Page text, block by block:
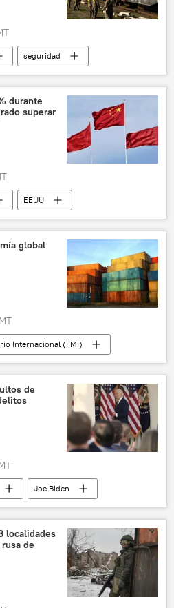
seguridad
🛡️ Fuerzas Armadas
durante
superar
EEUU
global
Internacional (FMI)
Kristalina Georgieva
de
Joe Biden
delitos
localidades
de